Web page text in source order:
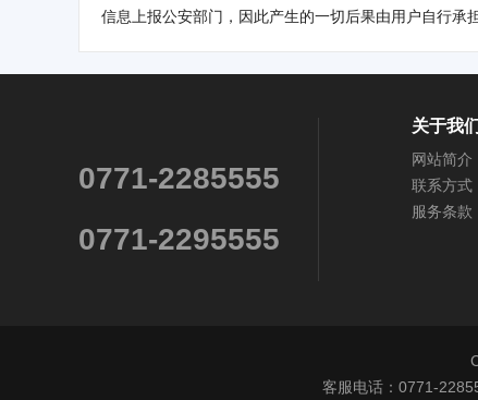
信息上报公安部门，因此产生的一切后果由用户自行承
0771-2285555
0771-2295555
关于我们
网站简介
联系方式
服务条款
客服电话：0771-